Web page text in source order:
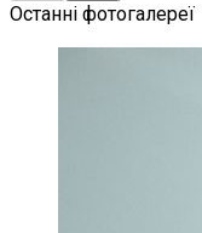
Останні фотогалереї